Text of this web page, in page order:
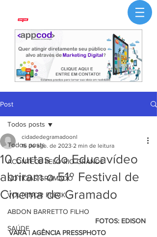
Post
Todos posts
ACONTECE PELO RIO GRANDE
NOTÍCIAS GRAMADO
VOLTENCIR FLECK
ABDON BARRETTO FILHO
SAÚDE
Todos posts
10 curtas do Educavídeo
abriram o 51º Festival de
Cinema de Gramado
cidadedegramadoonl
16 de ago. de 2023 2 min de leitura
VARA | AGÊNCIA PRESSPHOTO